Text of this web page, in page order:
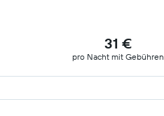
31 €
pro Nacht mit Gebühren